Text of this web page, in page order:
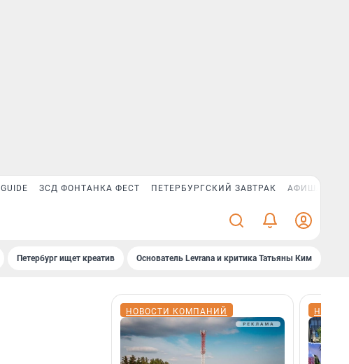
ЗСД ФОНТАНКА ФЕСТ ПЕТЕРБУРГСКИЙ ЗАВТРАК АФИША PLUS
Петербург ищет креатив Основатель Levrana и критика Татьяны Ким
НОВОСТИ КОМПАНИЙ